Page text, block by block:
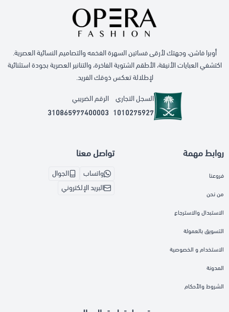
أوبرا فاشن، وجهتك لأرقى فساتين السهرة الفخمه والتصاميم النسائية العصرية.
اكتشفي العبايات الأنيقة، الأطقم الشتوية الفاخرة، والتنانير العصرية بجودة استثنائية
لإطلالة تعكس ذوقك الفريد.
السجل التجاري
1010275927
الرقم الضريبي
310865977400003
روابط مهمة
فروعنا
من نحن
الاستبدال والاسترجاع
التسويق بالعمولة
الاستخدام و الخصوصية
المدونة
الشروط والأحكام
تواصل معنا
واتساب
الجوال
البريد الإلكتروني